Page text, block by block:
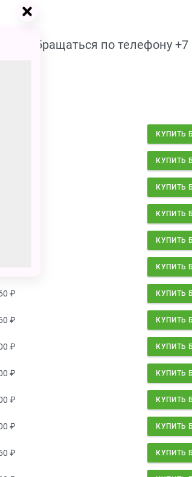
обращаться по телефону +7
КУПИТЬ
КУПИТЬ
КУПИТЬ
КУПИТЬ
КУПИТЬ
КУПИТЬ
₽ КУПИТЬ
₽ КУПИТЬ
₽ КУПИТЬ
₽ КУПИТЬ
₽ КУПИТЬ
₽ КУПИТЬ
₽ КУПИТЬ